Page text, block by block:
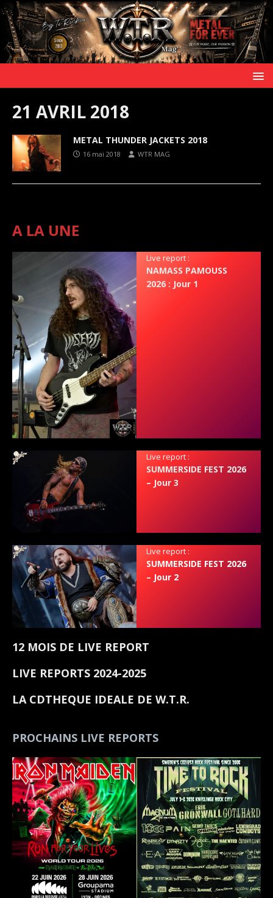
21 AVRIL 2018
METAL THUNDER JACKETS 2018
16 mai 2018 WTR MAG
A LA UNE
Live report :
NAMASS PAMOUSS
2026 : Jour 1
Live report :
SUMMERSIDE FEST 2026
– Jour 3
Live report :
SUMMERSIDE FEST 2026
– Jour 2
12 MOIS DE LIVE REPORT
LIVE REPORTS 2024-2025
LA CDTHEQUE IDEALE DE W.T.R.
PROCHAINS LIVE REPORTS